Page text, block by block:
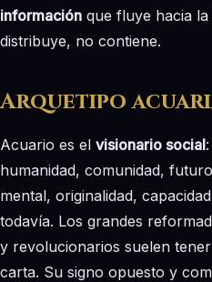
información que fluye hacia
distribuye, no contiene.
Arquetipo
Acuario es el visionario social
humanidad, comunidad,
mental, originalidad,
todavía. Los grandes
y revolucionarios suelen
carta. Su signo opuesto y